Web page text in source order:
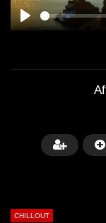
PLAY
CHILLOUT